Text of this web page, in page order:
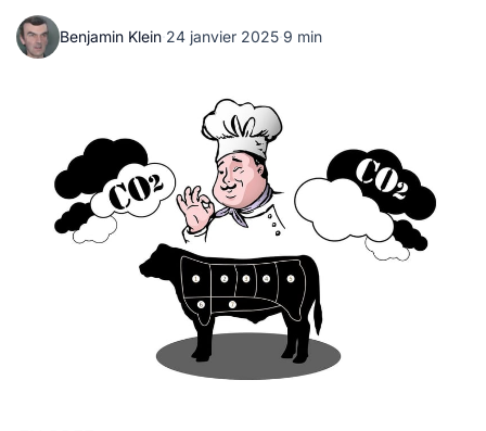
Benjamin Klein·24 janvier 2025·9 min